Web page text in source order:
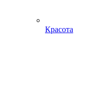
Красота